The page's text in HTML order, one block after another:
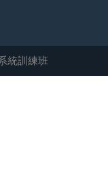
統訓練班